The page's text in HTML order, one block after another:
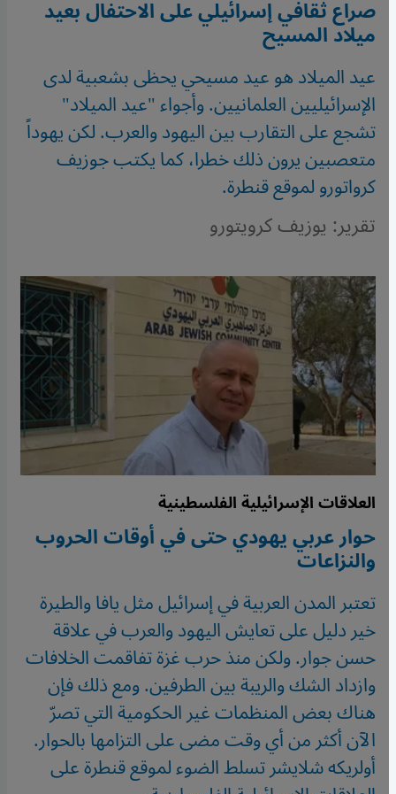
صراع ثقافي إسرائيلي على الاحتفال بعيد
ميلاد المسيح
عيد الميلاد هو عيد مسيحي يحظى بشعبية لدى
الإسرائيليين العلمانيين. وأجواء "عيد الميلاد"
تشجع على التقارب بين اليهود والعرب. لكن يهوداً
متعصبين يرون ذلك خطرا، كما يكتب جوزيف
كرواتورو لموقع قنطرة.
تقرير: يوزيف كرويتورو
العلاقات الإسرائيلية الفلسطينية
حوار عربي يهودي حتى في أوقات الحروب
والنزاعات
تعتبر المدن العربية في إسرائيل مثل يافا والطيرة
خير دليل على تعايش اليهود والعرب في علاقة
حسن جوار. ولكن منذ حرب غزة تفاقمت الخلافات
وازداد الشك والريبة بين الطرفين. ومع ذلك فإن
هناك بعض المنظمات غير الحكومية التي تصرّ
الآن أكثر من أي وقت مضى على التزامها بالحوار.
أولريكه شلايشر تسلط الضوء لموقع قنطرة على